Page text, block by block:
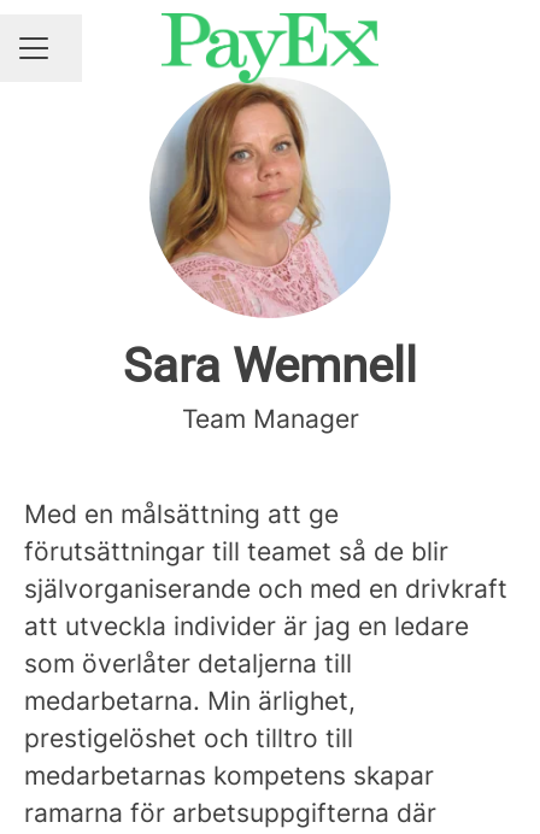
CAREER MENU
Share page
Sara Wemnell
Team Manager
Med en målsättning att ge
förutsättningar till teamet så de blir
självorganiserande och med en drivkraft
att utveckla individer är jag en ledare
som överlåter detaljerna till
medarbetarna. Min ärlighet,
prestigelöshet och tilltro till
medarbetarnas kompetens skapar
ramarna för arbetsuppgifterna där